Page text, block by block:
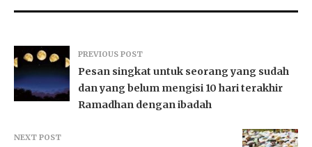
PREVIOUS POST
Pesan singkat untuk seorang yang sudah
dan yang belum mengisi 10 hari terakhir
Ramadhan dengan ibadah
NEXT POST